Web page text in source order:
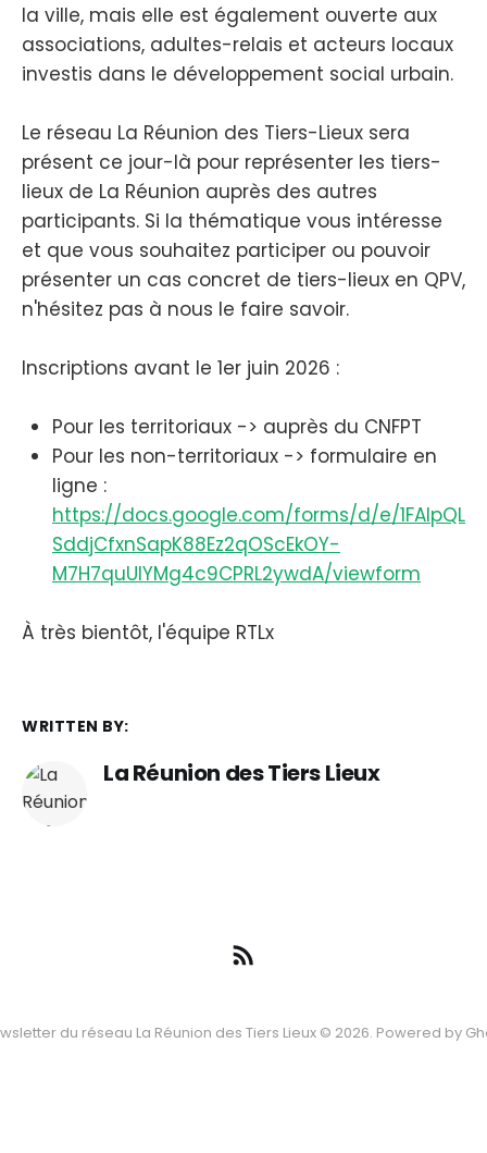
la ville, mais elle est également ouverte aux
associations, adultes-relais et acteurs locaux
investis dans le développement social urbain.
Le réseau La Réunion des Tiers-Lieux sera
présent ce jour-là pour représenter les tiers-
lieux de La Réunion auprès des autres
participants. Si la thématique vous intéresse
et que vous souhaitez participer ou pouvoir
présenter un cas concret de tiers-lieux en QPV,
n'hésitez pas à nous le faire savoir.
Inscriptions avant le 1er juin 2026 :
Pour les territoriaux -> auprès du CNFPT
Pour les non-territoriaux -> formulaire en
ligne :
https://docs.google.com/forms/d/e/1FAIpQL
SddjCfxnSapK88Ez2qOScEkOY-
M7H7quUIYMg4c9CPRL2ywdA/viewform
À très bientôt, l'équipe RTLx
WRITTEN BY:
La Réunion des Tiers Lieux
du réseau La Réunion des Tiers Lieux © 2026. Powered by